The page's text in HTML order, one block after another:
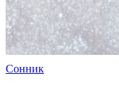
Сонник